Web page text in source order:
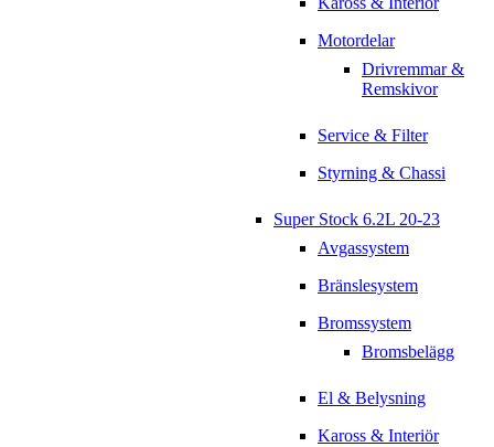
Motordelar
Drivremmar &
Remskivor
Service & Filter
Styrning & Chassi
Super Stock 6.2L 20-23
Avgassystem
Bränslesystem
Bromssystem
Bromsbelägg
El & Belysning
Kaross & Interiör